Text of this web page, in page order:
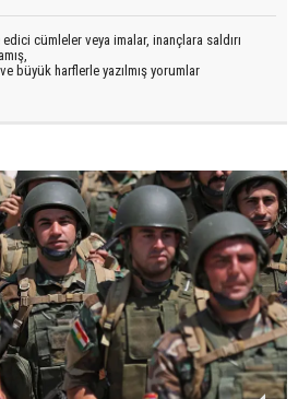
cümleler veya imalar, inançlara saldırı
büyük harflerle yazılmış yorumlar